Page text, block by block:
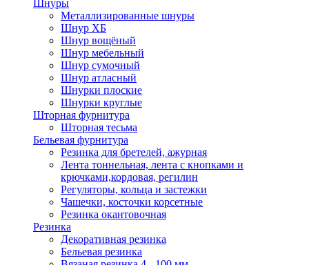
Шнуры
Металлизированные шнуры
Шнур ХБ
Шнур вощёный
Шнур мебельный
Шнур сумочный
Шнур атласный
Шнурки плоские
Шнурки круглые
Шторная фурнитура
Шторная тесьма
Бельевая фурнитура
Резинка для бретелей, ажурная
Лента тоннельная, лента с кнопками и
крючками,кордовая, регилин
Регуляторы, кольца и застежки
Чашечки, косточки корсетные
Резинка окантовочная
Резинка
Декоративная резинка
Бельевая резинка